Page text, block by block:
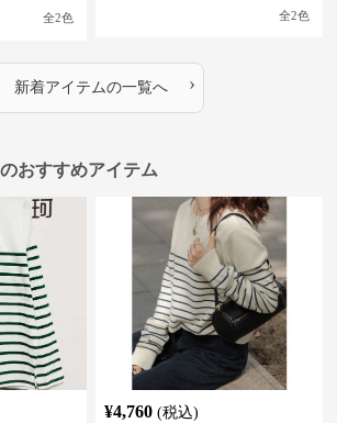
全2色 全2色
新着アイテムの一覧へ ›
おすすめアイテム
¥4,760 (税込)